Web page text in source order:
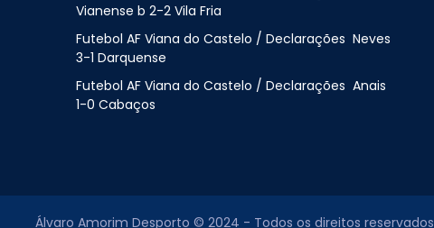
Vianense b 2-2 Vila Fria
Futebol AF Viana do Castelo / Declarações Neves
3-1 Darquense
Futebol AF Viana do Castelo / Declarações Anais
1-0 Cabaços
Álvaro Amorim Desporto © 2024 - Todos os direitos reservados